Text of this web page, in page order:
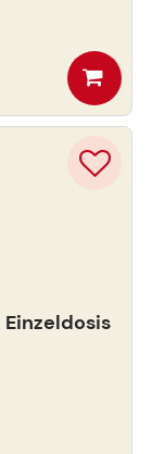
Einzeldosis